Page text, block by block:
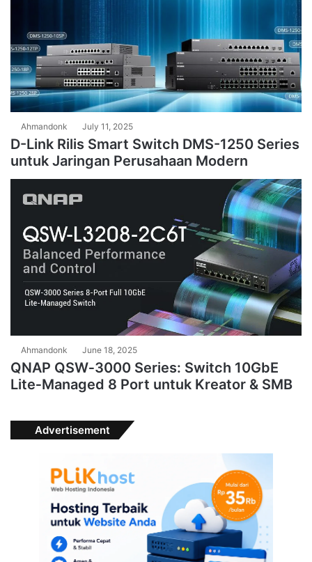
Ahmandonk July 11, 2025
D-Link Rilis Smart Switch DMS-1250 Series
untuk Jaringan Perusahaan Modern
Ahmandonk June 18, 2025
QNAP QSW‑3000 Series: Switch 10GbE
Lite‑Managed 8 Port untuk Kreator & SMB
Advertisement